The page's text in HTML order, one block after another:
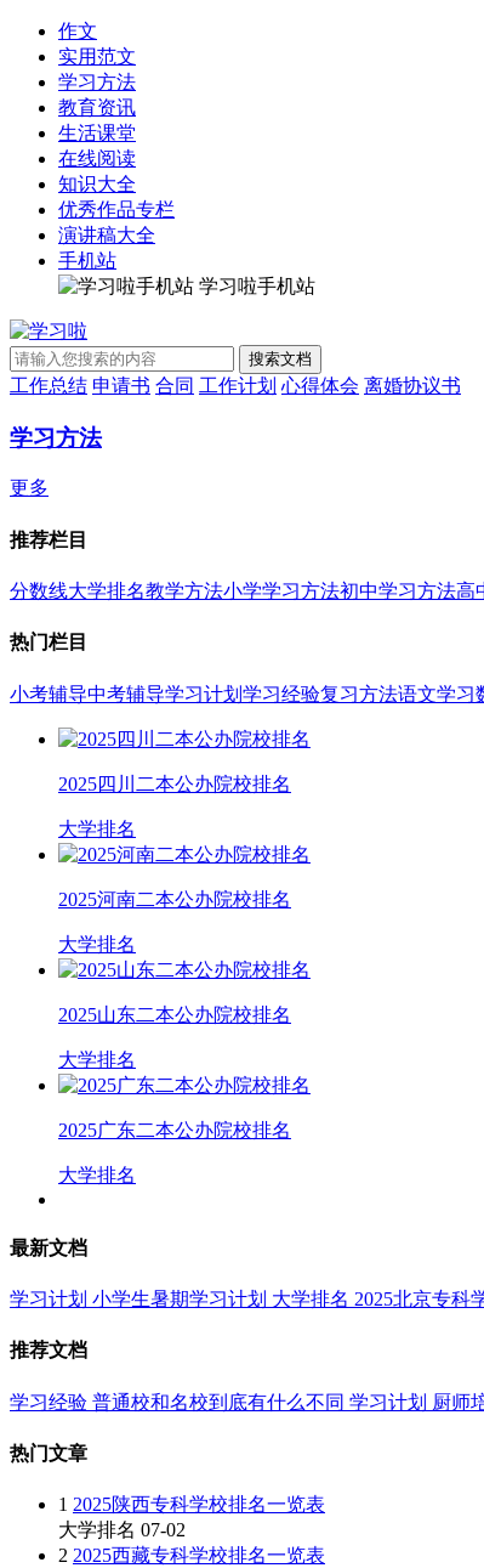
作文
实用范文
学习方法
教育资讯
生活课堂
在线阅读
知识大全
优秀作品专栏
演讲稿大全
手机站
学习啦手机站
工作总结 申请书 合同 工作计划 心得体会 离婚协议书
学习方法
更多
推荐栏目
分数线大学排名教学方法小学学习方法初中学习方法高
热门栏目
小考辅导中考辅导学习计划 学习经验复习方法语文学习
2025四川二本公办院校排名
大学排名
2025河南二本公办院校排名
大学排名
2025山东二本公办院校排名
大学排名
2025广东二本公办院校排名
大学排名
最新文档
学习计划 小学生暑期学习计划 大学排名 2025北京专科
推荐文档
学习经验 普通校和名校到底有什么不同 学习计划 厨师
热门文章
1 2025陕西专科学校排名一览表
大学排名 07-02
2 2025西藏专科学校排名一览表